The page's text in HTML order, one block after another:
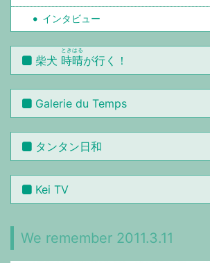
インタビュー
柴犬 時晴
ときはる
が行く！
Galerie du Temps
タンタン日和
Kei TV
We remember 2011.3.11